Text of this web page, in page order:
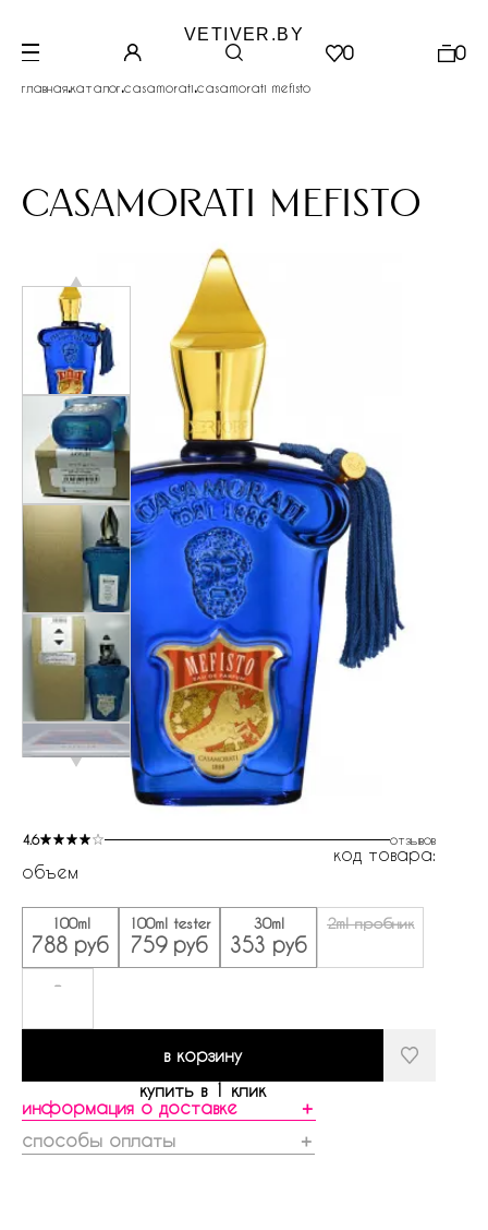
VETIVER.BY
0 0
главная.каталог.casamorati.casamorati mefisto
casamorati mefisto
4.6 отзывов
код товара:
объем
100ml
788 руб
100ml tester
759 руб
30ml
353 руб
2ml пробник
-
в корзину
купить в 1 клик
информация о доставке
＋
способы оплаты
＋